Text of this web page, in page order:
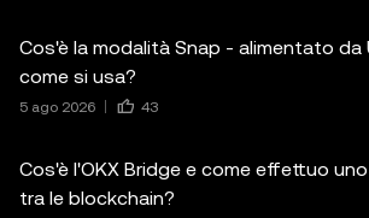
Cos'è la modalità Snap - alimentato da
come si usa?
5 ago 2026 43
Cos'è l'OKX Bridge e come effettuo
tra le blockchain?